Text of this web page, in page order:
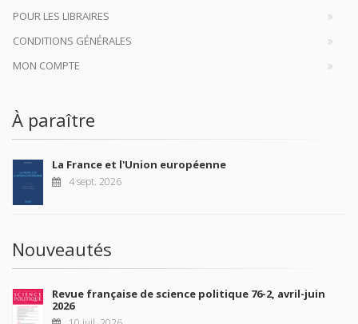
POUR LES LIBRAIRES
CONDITIONS GÉNÉRALES
MON COMPTE
À paraître
La France et l'Union européenne
4 sept. 2026
Nouveautés
Revue française de science politique 76-2, avril-juin
2026